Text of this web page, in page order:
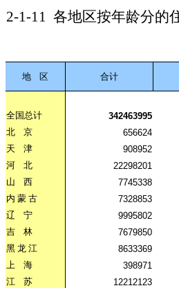
2-1-11 各地区按年龄分的
地 区 合计
全国总计 342463995
北
京 656624
天
津 908952
河
北 22298201
山
西 7745338
内 蒙 古 7328853
辽
宁 9995802
吉
林 7679850
黑 龙 江 8633369
上
海 398971
江
苏 12212123